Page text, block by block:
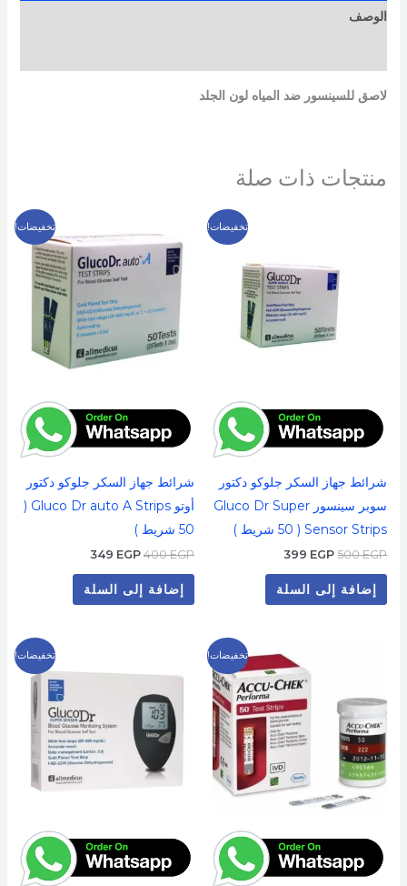
الوصف
لاصق للسينسور ضد المياه لون الجلد
منتجات ذات صلة
تخفيضات!
شرائط جهاز السكر جلوكو دكتور
سوبر سينسور Gluco Dr Super
Sensor Strips ( 50 شريط )
500EGP
500 EGP.
399 EGP
399 EGP.
إضافة إلى السلة
تخفيضات!
شرائط جهاز السكر جلوكو دكتور
أوتو Gluco Dr auto A Strips (
50 شريط )
400EGP
الأصلي
هو:
400 EGP.
349 EGP
الحالي
هو:
349 EGP.
إضافة إلى السلة
تخفيضات!
هو:
249 EGP.
تخفيضات!
هو: